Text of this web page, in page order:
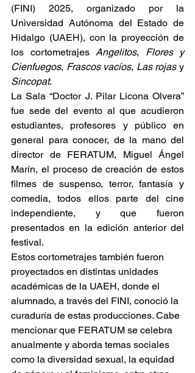
(FINI) 2025, organizado por la
Universidad Autónoma del Estado de
Hidalgo (UAEH), con la proyección de
los cortometrajes Angelitos, Flores y
Cienfuegos, Frascos vacíos, Las rojas
Sincopat.
La Sala “Doctor J. Pilar Licona Olvera”
fue sede del evento al que acudieron
estudiantes, profesores y público en
general para conocer, de la mano del
director de FERATUM, Miguel Ángel
Marín, el proceso de creación de estos
filmes de suspenso, terror, fantasía y
comedia, todos ellos parte del cine
independiente, y que fueron
presentados en la edición anterior del
festival.
Estos cortometrajes también fueron
proyectados en distintas unidades
académicas de la UAEH, donde el
alumnado, a través del FINI, conoció la
curaduría de estas producciones. Cabe
mencionar que FERATUM se celebra
anualmente y aborda temas sociales
como la diversidad sexual, la equidad